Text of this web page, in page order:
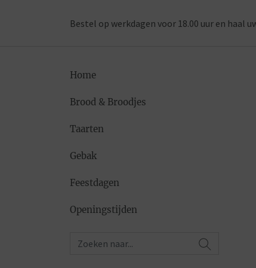
Bestel op werkdagen voor 18.00 uur en haal
Home
Brood & Broodjes
Taarten
Gebak
Feestdagen
Openingstijden